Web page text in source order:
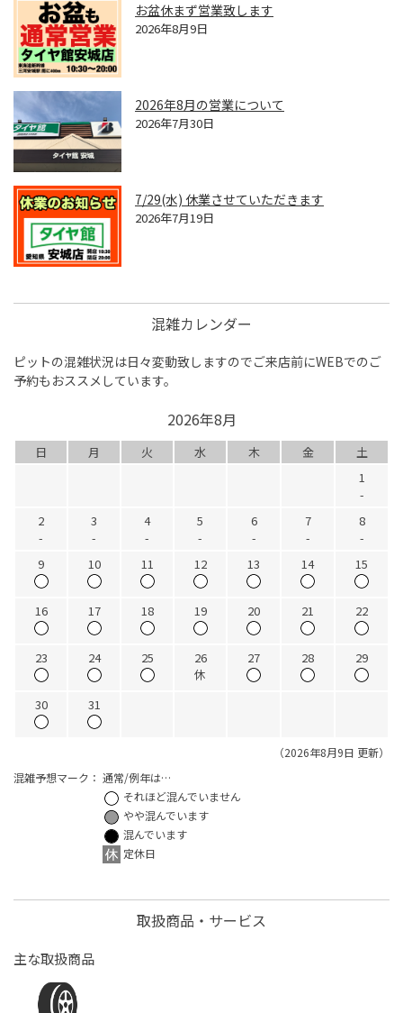
お盆休まず営業致します
2026年8月9日
2026年8月の営業について
2026年7月30日
7/29(水) 休業させていただきます
2026年7月19日
混雑カレンダー
ピットの混雑状況は日々変動致しますのでご来店前にWEBでのご
予約もおススメしています。
2026年8月
日 月 火 水 木 金
土
1
-
2
-
3
-
4
-
5
-
6
-
7
-
8
-
9
10 11 12 13 14 15
16 17 18 19 20 21 22
23 24 25
26
休
27 28 29
30 31
（2026年8月9日 更新）
混雑予想マーク： 通常/例年は…
それほど混んでいません
やや混んでいます
混んでいます
定休日
取扱商品・サービス
主な取扱商品